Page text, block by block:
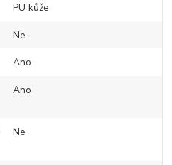
PU kůže
Ne
Ano
Ano
Ne